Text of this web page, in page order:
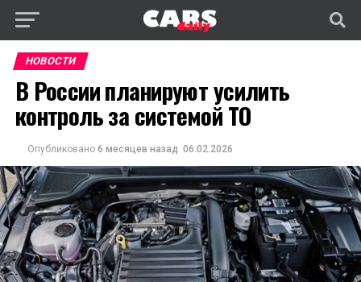
НОВОСТИ
В России планируют усилить
контроль за системой ТО
Опубликовано 6 месяцев назад 06.02.2026